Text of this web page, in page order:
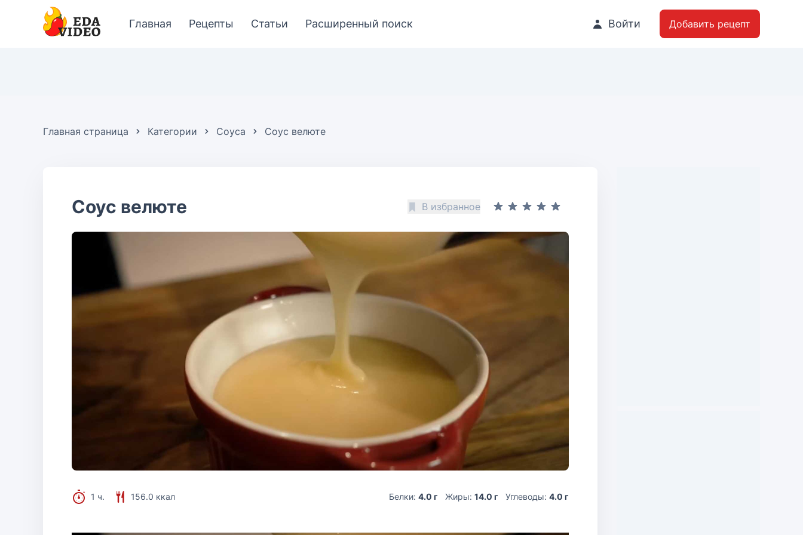
Главная Рецепты Статьи Расширенный поиск Войти Добавить рецепт
Главная страница Категории Соуса Соус велюте
Соус велюте В избранное
1 ч. 156.0 ккал Белки: 4.0 г Жиры: 14.0 г Углеводы: 4.0 г